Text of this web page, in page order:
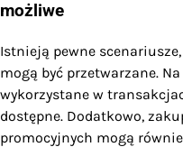
możliwe
Istnieją pewne
mogą być przetwarzane.
wykorzystane w
dostępne. Dodatkowo,
promocyjnych mogą